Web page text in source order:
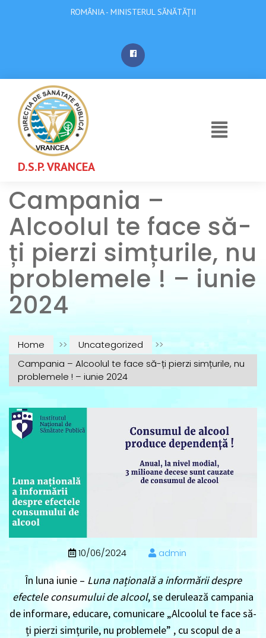
ROMÂNIA - MINISTERUL SĂNĂTĂȚII
D.S.P. VRANCEA
Campania –
Alcoolul te face să-
ți pierzi simțurile, nu
problemele ! – iunie
2024
Home >> Uncategorized
>>
Campania – Alcoolul te face să-ți pierzi simțurile, nu
problemele ! – iunie 2024
10/06/2024 admin
În luna iunie – Luna națională a informării despre
efectele consumului de alcool, se derulează campania
de informare, educare, comunicare „Alcoolul te face să-
ți pierzi simțurile, nu problemele” , cu scopul de a